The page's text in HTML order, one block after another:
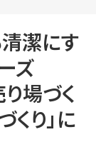
潔にす
ズ
場づく
くり」に